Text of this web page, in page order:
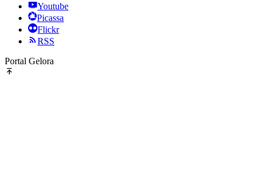
Youtube
Picassa
Flickr
RSS
Portal Gelora